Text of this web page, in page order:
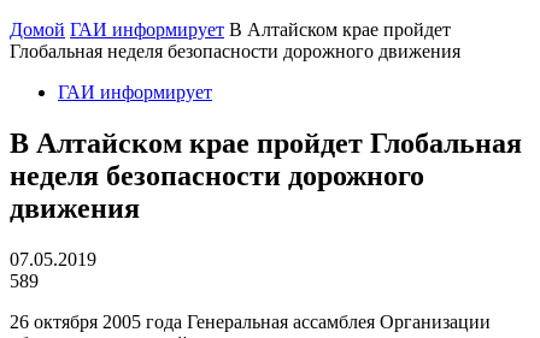
Домой ГАИ информирует В Алтайском крае пройдет
Глобальная неделя безопасности дорожного движения
ГАИ информирует
В Алтайском крае пройдет Глобальная
неделя безопасности дорожного
движения
07.05.2019
589
26 октября 2005 года Генеральная ассамблея Организации